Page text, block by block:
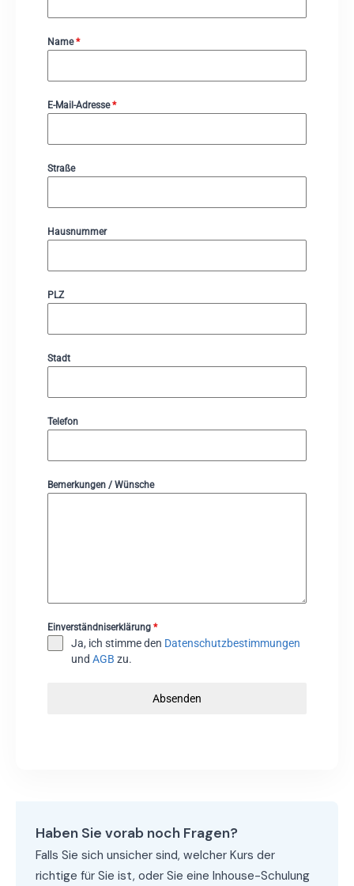
Name*
E-Mail-Adresse*
Straße
Hausnummer
PLZ
Stadt
Telefon
Bemerkungen / Wünsche
Einverständniserklärung *
Ja, ich stimme den Datenschutzbestimmungen
und AGB zu.
Absenden
Haben Sie vorab noch Fragen?
Falls Sie sich unsicher sind, welcher Kurs der
richtige für Sie ist, oder Sie eine Inhouse-Schulung